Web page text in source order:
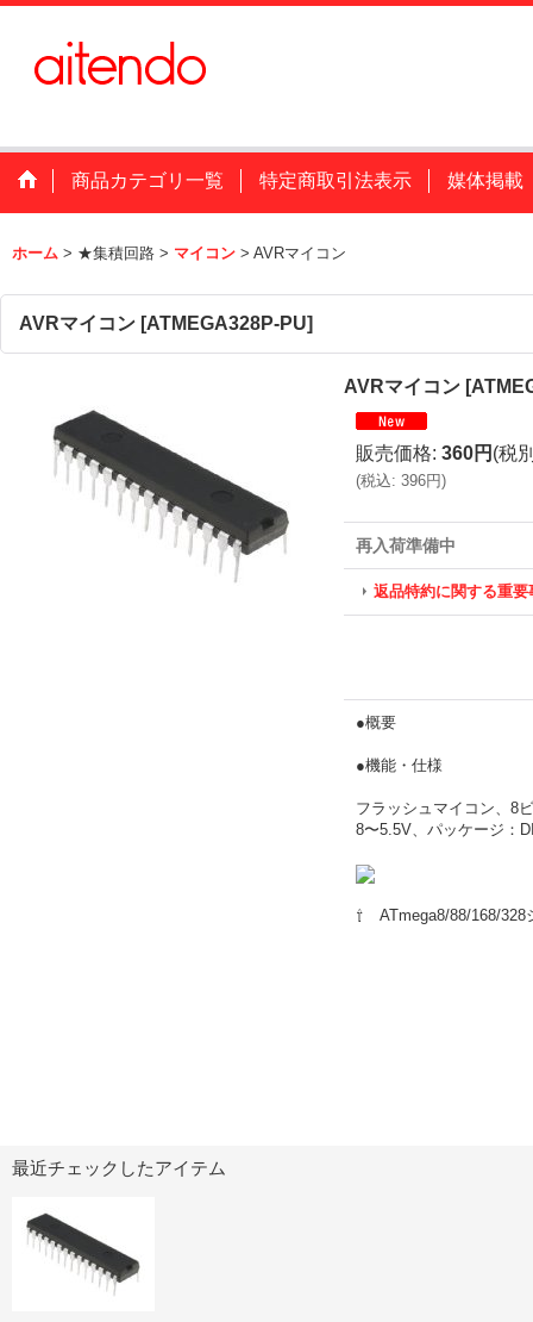
商品カテゴリ一覧 特定商取引法表示 媒体掲載
ホーム > ★集積回路 > マイコン > AVRマイコン
AVRマイコン [ATMEGA328P-PU]
AVRマイコン [
販売価格: 360円 (税
(税込: 396円)
再入荷準備中
返品特約に関する重要
●概要
●機能・仕様
フラッシュマイコン、8
8〜5.5V、パッケージ：
⇧ ATmega8/88/168/328
最近チェックしたアイテム